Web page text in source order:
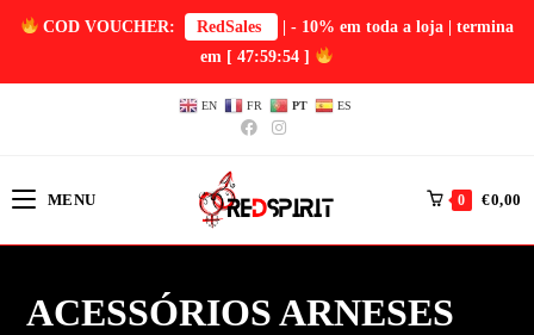
COD VOUCHER: RedSales
| - 10% em toda a loja | termina
em [ 47:59:54 ]
EN FR PT ES
MENU 0 €0,00
ACESSÓRIOS ARNESES